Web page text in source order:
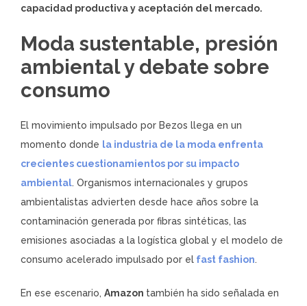
capacidad productiva y aceptación del mercado.
Moda sustentable, presión
ambiental y debate sobre
consumo
El movimiento impulsado por Bezos llega en un
momento donde la industria de la moda enfrenta
crecientes cuestionamientos por su impacto
ambiental. Organismos internacionales y grupos
ambientalistas advierten desde hace años sobre la
contaminación generada por fibras sintéticas, las
emisiones asociadas a la logística global y el modelo de
consumo acelerado impulsado por el fast fashion.
En ese escenario, Amazon también ha sido señalada en